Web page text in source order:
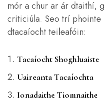
mór a chur ar ár dtaithí,
criticiúla. Seo trí phointe
dtacaíocht teileafóin:
Tacaíocht Shoghluaiste
Uaireanta Tacaíochta
Ionadaithe Tiomnaithe